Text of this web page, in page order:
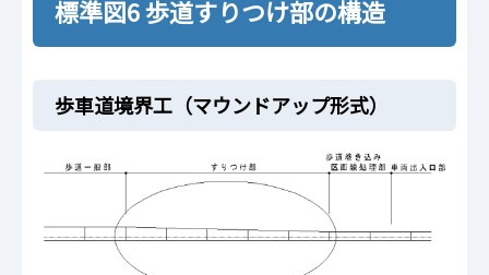
標準図6 歩道すりつけ部の構造
歩車道境界工（マウンドアップ形式）